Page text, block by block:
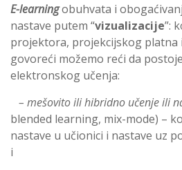
E-learningobuhvata i
nastave putem “vizualizacije”:
projektora, projekcijskog platna
govoreći možemo reći da
elektronskog učenja:
– mešovito ili hibridno učenje ili
blended learning, mix-mode) –
nastave u učionici i nastave uz
i